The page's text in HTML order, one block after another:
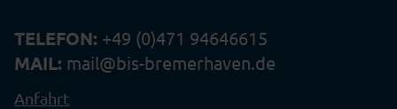
TELEFON: +49 (0)471 94646615
MAIL: mail@bis-bremerhaven.de
Anfahrt